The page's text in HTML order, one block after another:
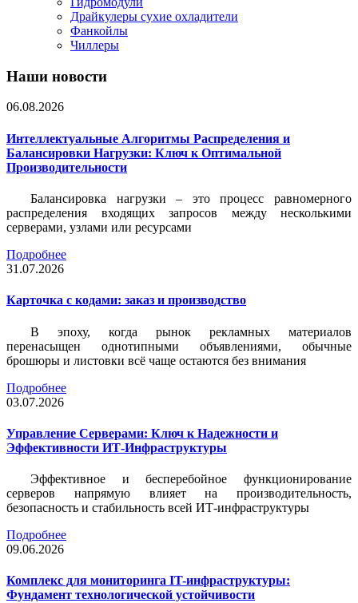
Драйкулеры сухие охладители
Фанкойлы
Чиллеры
Наши новости
06.08.2026
Интеллектуальные Алгоритмы Распределения и
Балансировки Нагрузки: Ключ к Оптимальной
Производительности
Балансировка нагрузки – это процесс равномерного
распределения входящих запросов между несколькими
серверами, узлами или ресурсами
Подробнее
31.07.2026
Карточка c кодами: заказ и производство
В эпоху, когда рынок рекламных материалов
перенасыщен однотипными объявлениями, обычные
брошюры и листовки всё чаще остаются без внимания
Подробнее
03.07.2026
Управление Серверами: Ключ к Надежности и
Эффективности ИТ-Инфраструктуры
Эффективное и бесперебойное функционирование
серверов напрямую влияет на производительность,
безопасность и стабильность всей ИТ-инфраструктуры
Подробнее
09.06.2026
Комплекс для мониторинга IT-инфраструктуры:
Фундамент технологической устойчивости